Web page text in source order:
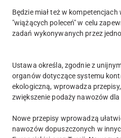
Będzie miał też w
"wiążących poleceń" w celu
zadań wykonywanych przez
Ustawa określa, zgodnie z
organów dotyczące systemu
ekologiczną, wprowadza
zwiększenie podaży nawozów
Nowe przepisy wprowadzą
nawozów dopuszczonych w